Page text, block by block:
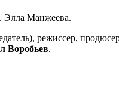
Элла Манжеева.
режиссер,
Воробьев.